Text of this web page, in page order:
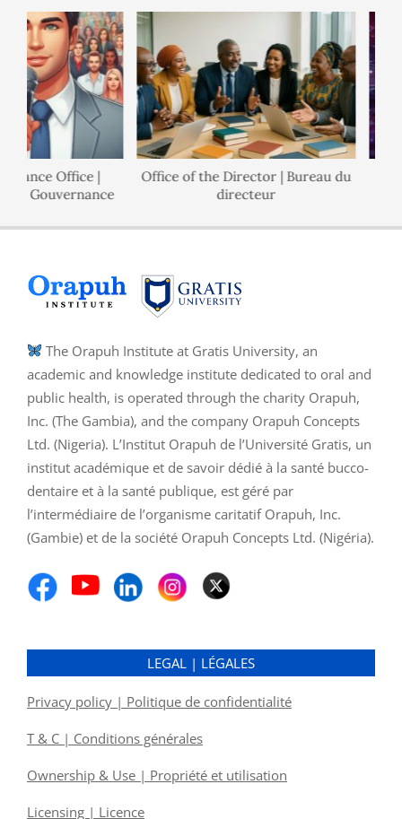
Office |
de Gouvernance
Office of the Director | Bureau du
directeur
The Orapuh Institute at Gratis University, an
academic and knowledge institute dedicated to oral and
public health, is operated through the charity Orapuh,
Inc. (The Gambia), and the company Orapuh Concepts
Ltd. (Nigeria). L’Institut Orapuh de l’Université Gratis, un
institut académique et de savoir dédié à la santé bucco-
dentaire et à la santé publique, est géré par
l’intermédiaire de l’organisme caritatif Orapuh, Inc.
(Gambie) et de la société Orapuh Concepts Ltd. (Nigéria).
LEGAL | LÉGALES
Privacy policy | Politique de confidentialité
T & C | Conditions générales
Ownership & Use | Propriété et utilisation
Licensing | Licence